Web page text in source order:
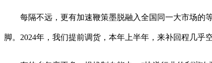
每隔不远，更有加速鞭策墨脱融入全国同一大市场的等
脚。2024年，我们提前调货，本年上半年，来补回程几乎